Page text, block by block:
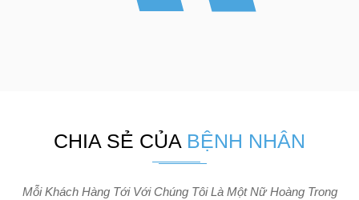
CHIA SẺ CỦA BỆNH NHÂN
Mỗi Khách Hàng Tới Với Chúng Tôi Là Một Nữ Hoàng Trong